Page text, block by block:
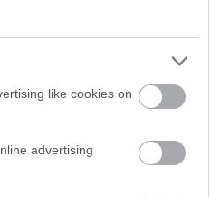
like cookies on
advertising
de ellos
la
campaña